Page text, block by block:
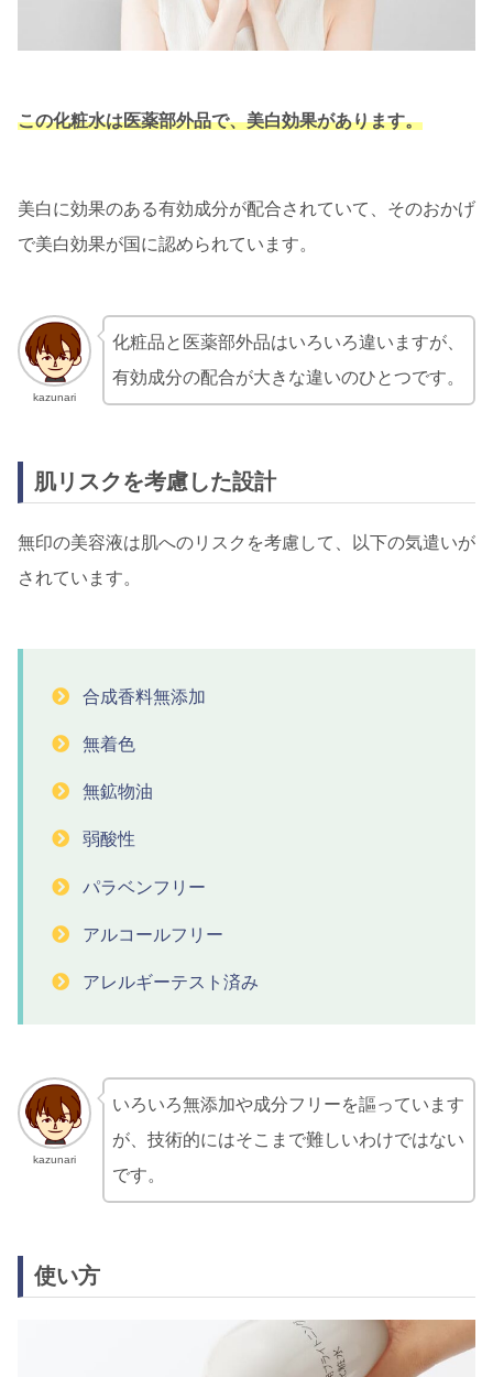
この化粧水は医薬部外品で、美白効果があります。
美白に効果のある有効成分が配合されていて、そのおかげ
で美白効果が国に認められています。
kazunari
化粧品と医薬部外品はいろいろ違いますが、
有効成分の配合が大きな違いのひとつです。
肌リスクを考慮した設計
無印の美容液は肌へのリスクを考慮して、以下の気遣いが
されています。
合成香料無添加
無着色
無鉱物油
弱酸性
パラベンフリー
アルコールフリー
アレルギーテスト済み
kazunari
いろいろ無添加や成分フリーを謳っています
が、技術的にはそこまで難しいわけではない
です。
使い方